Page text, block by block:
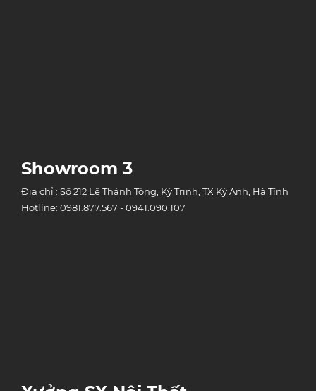
Showroom 3
Địa chỉ : Số 212 Lê Thánh Tông, Kỳ Trinh, TX Kỳ Anh, Hà Tĩnh
Hotline: 0981.877.567 - 0941.090.107